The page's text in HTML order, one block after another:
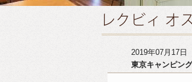
2019年07月17日
東京キャンピン